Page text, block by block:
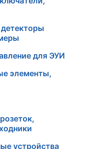
для ЭУИ
элементы,
устройства